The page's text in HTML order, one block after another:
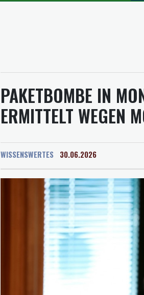
PAKETBOMBE IN
ERMITTELT WEGEN
WISSENSWERTES 30.06.2026